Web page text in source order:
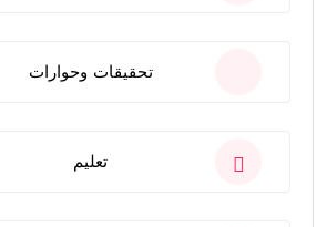
تحقيقات وحوارات
تعليم